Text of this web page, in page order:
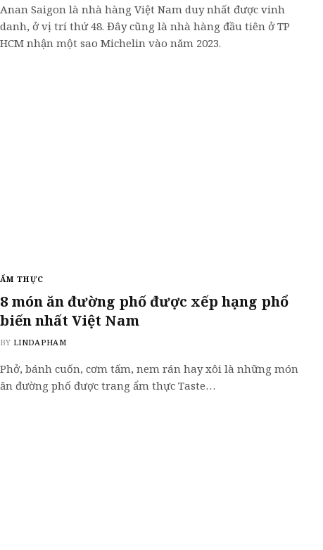
Anan Saigon là nhà hàng Việt Nam duy nhất được vinh
danh, ở vị trí thứ 48. Đây cũng là nhà hàng đầu tiên ở TP
HCM nhận một sao Michelin vào năm 2023.
ẨM THỰC
8 món ăn đường phố được xếp hạng phổ
biến nhất Việt Nam
BY LINDAPHAM
Phở, bánh cuốn, cơm tấm, nem rán hay xôi là những món
ăn đường phố được trang ẩm thực Taste…